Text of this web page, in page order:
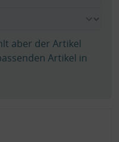
aber der Artikel
Artikel in